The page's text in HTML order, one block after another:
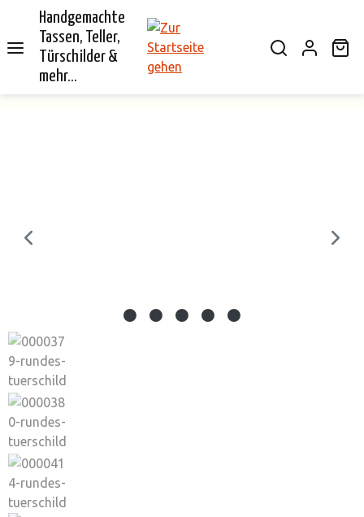
springen
Handgemachte
Tassen, Teller,
Türschilder &
mehr...